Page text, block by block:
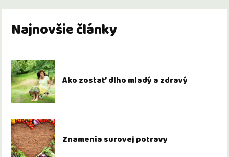
Najnovšie články
Ako zostať dlho mladý a zdravý
Znamenia surovej potravy